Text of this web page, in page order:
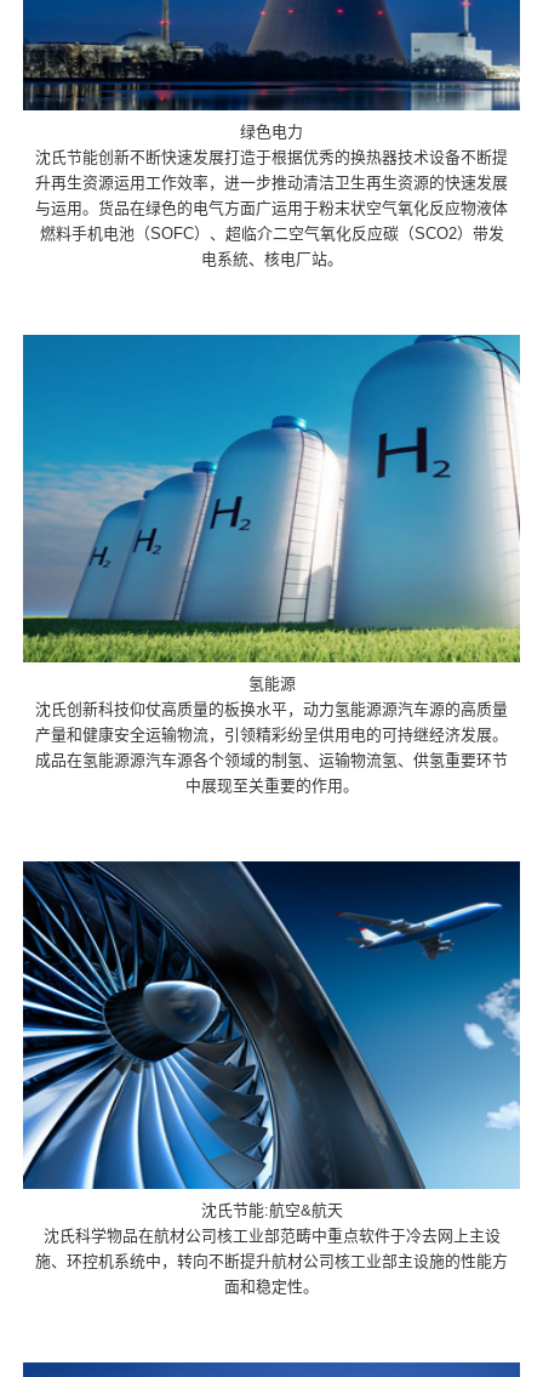
绿色电力
沈氏节能创新不断快速发展打造于根据优秀的换热器技术设备不断提
升再生资源运用工作效率，进一步推动清洁卫生再生资源的快速发展
与运用。货品在绿色的电气方面广运用于粉末状空气氧化反应物液体
燃料手机电池（SOFC）、超临介二空气氧化反应碳（SCO2）带发
电系統、核电厂站。
氢能源
沈氏创新科技仰仗高质量的板换水平，动力氢能源源汽车源的高质量
产量和健康安全运输物流，引领精彩纷呈供用电的可持继经济发展。
成品在氢能源源汽车源各个领域的制氢、运输物流氢、供氢重要环节
中展现至关重要的作用。
沈氏节能:航空&航天
沈氏科学物品在航材公司核工业部范畴中重点软件于冷去网上主设
施、环控机系统中，转向不断提升航材公司核工业部主设施的性能方
面和稳定性。